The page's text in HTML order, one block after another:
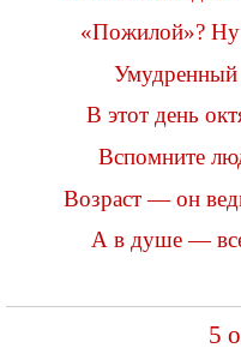
«Пожилой»? Ну
Умудренный
В этот день
Вспомните
Возраст — он
А в душе —
5